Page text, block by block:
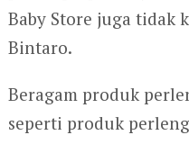
Baby Store juga tidak
Bintaro.
Beragam produk
seperti produk